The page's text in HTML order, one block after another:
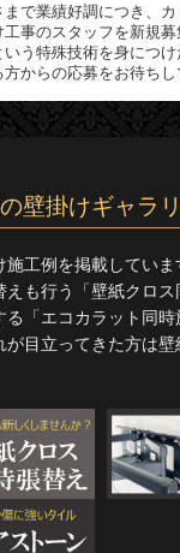
まで業績好調につき、
工事のスタッフを新規
いう特殊技術を身につ
方からの応募をお待ちし
壁掛けギャラ
施工例を掲載してい
えも行う「壁紙クロ
る「エコカラット同
が目立ってきた方は